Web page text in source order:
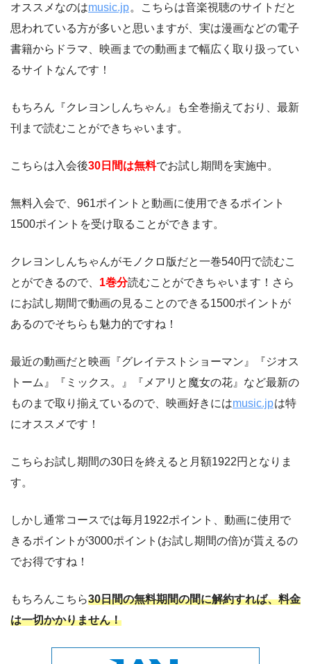
オススメなのはmusic.jp。こちらは音楽視聴のサイトだと
思われている方が多いと思いますが、実は漫画などの電子
書籍からドラマ、映画までの動画まで幅広く取り扱ってい
るサイトなんです！
もちろん『クレヨンしんちゃん』も全巻揃えており、最新
刊まで読むことができちゃいます。
こちらは入会後30日間は無料でお試し期間を実施中。
無料入会で、961ポイントと動画に使用できるポイント
1500ポイントを受け取ることができます。
クレヨンしんちゃんがモノクロ版だと一巻540円で読むこ
とができるので、 1巻分読むことができちゃいます！さら
にお試し期間で動画の見ることのできる1500ポイントが
あるのでそちらも魅力的ですね！
最近の動画だと映画『グレイテストショーマン』『ジオス
トーム』『ミックス。』『メアリと魔女の花』など最新の
ものまで取り揃えているので、映画好きにはmusic.jpは特
にオススメです！
こちらお試し期間の30日を終えると月額1922円となりま
す。
しかし通常コースでは毎月1922ポイント、動画に使用で
きるポイントが3000ポイント(お試し期間の倍)が貰えるの
でお得ですね！
もちろんこちら30日間の無料期間の間に解約すれば、料金
は一切かかりません！